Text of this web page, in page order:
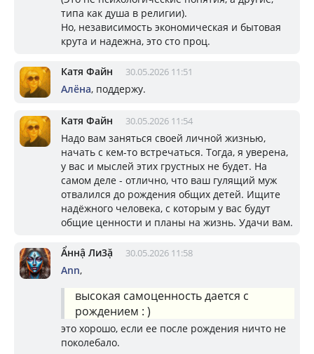
типа как душа в религии).
Но, независимость экономическая и бытовая
крута и надежна, это сто проц.
Катя Файн 30.05.2026 11:51
Алёна, поддержу.
Катя Файн 30.05.2026 11:54
Надо вам заняться своей личной жизнью,
начать с кем-то встречаться. Тогда, я уверена,
у вас и мыслей этих грустных не будет. На
самом деле - отлично, что ваш гулящий муж
отвалился до рождения общих детей. Ищите
надёжного человека, с которым у вас будут
общие ценности и планы на жизнь. Удачи вам.
Ẩннậ Ли3ặ 30.05.2026 11:58
Ann,
высокая самоценность дается с
рождением : )
это хорошо, если ее после рождения ничто не
поколебало.